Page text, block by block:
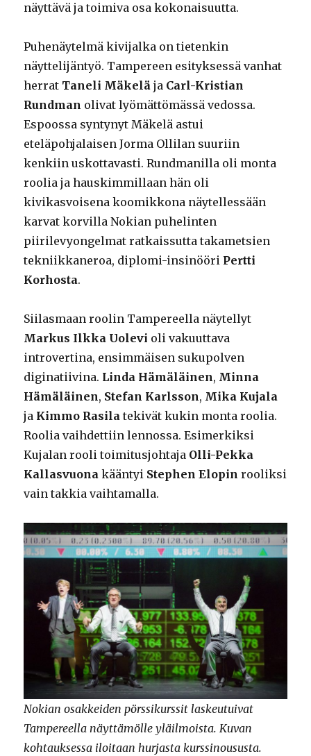
näyttävä ja toimiva osa kokonaisuutta.
Puhenäytelmä kivijalka on tietenkin
näyttelijäntyö. Tampereen esityksessä vanhat
herrat Taneli Mäkelä ja Carl-Kristian
Rundman olivat lyömättömässä vedossa.
Espoossa syntynyt Mäkelä astui
eteläpohjalaisen Jorma Ollilan suuriin
kenkiin uskottavasti. Rundmanilla oli monta
roolia ja hauskimmillaan hän oli
kivikasvoisena koomikkona näytellessään
karvat korvilla Nokian puhelinten
piirilevyongelmat ratkaissutta takametsien
tekniikkaneroa, diplomi-insinööri Pertti
Korhosta.
Siilasmaan roolin Tampereella näytellyt
Markus Ilkka Uolevi oli vakuuttava
introvertina, ensimmäisen sukupolven
diginatiivina. Linda Hämäläinen, Minna
Hämäläinen, Stefan Karlsson, Mika Kujala
ja Kimmo Rasila tekivät kukin monta roolia.
Roolia vaihdettiin lennossa. Esimerkiksi
Kujalan rooli toimitusjohtaja Olli-Pekka
Kallasvuona kääntyi Stephen Elopin rooliksi
vain takkia vaihtamalla.
Nokian osakkeiden pörssikurssit laskeutuivat
Tampereella näyttämölle yläilmoista. Kuvan
kohtauksessa iloitaan hurjasta kurssinoususta.